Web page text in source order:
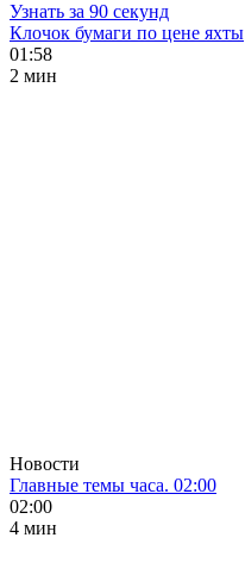
Узнать за 90 секунд
Клочок бумаги по цене яхты
01:58
2 мин
Новости
Главные темы часа. 02:00
02:00
4 мин